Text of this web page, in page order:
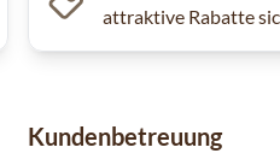
attraktive Rabatte
Kundenbetreuung